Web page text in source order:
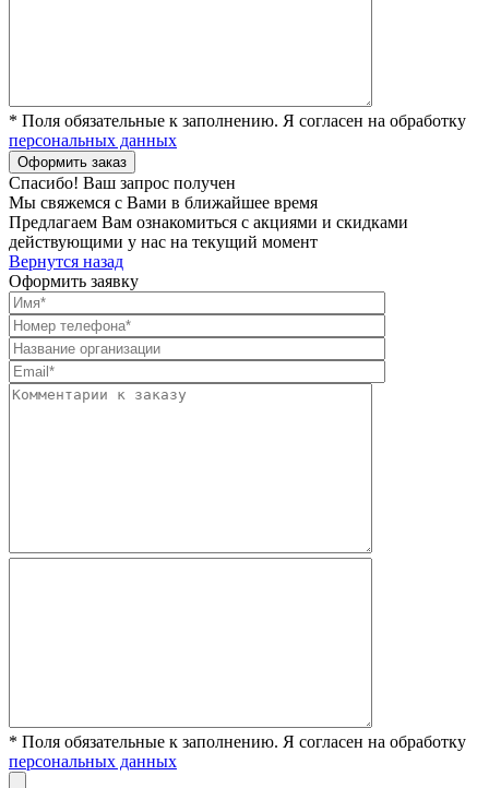
* Поля обязательные к заполнению. Я согласен на обработку
персональных данных
Спасибо! Ваш запрос получен
Мы свяжемся с Вами в ближайшее время
Предлагаем Вам ознакомиться с акциями и скидками
действующими у нас на текущий момент
Вернутся назад
Оформить заявку
* Поля обязательные к заполнению. Я согласен на обработку
персональных данных